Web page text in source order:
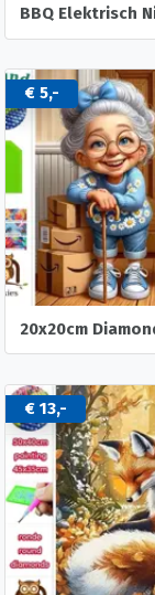
€ 5,-
€ 13,-